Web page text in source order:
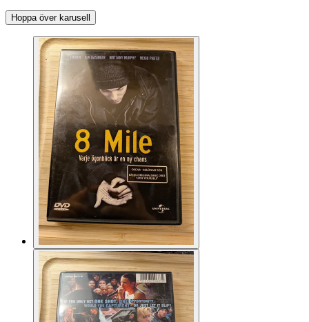
Hoppa över karusell